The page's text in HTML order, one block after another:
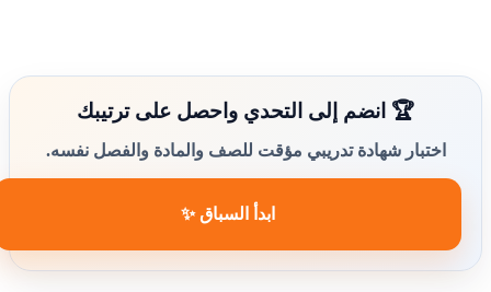
🏆 انضم إلى التحدي واحصل على ترتيبك
اختبار شهادة تدريبي مؤقت للصف والمادة والفصل نفسه.
ابدأ السباق ✨